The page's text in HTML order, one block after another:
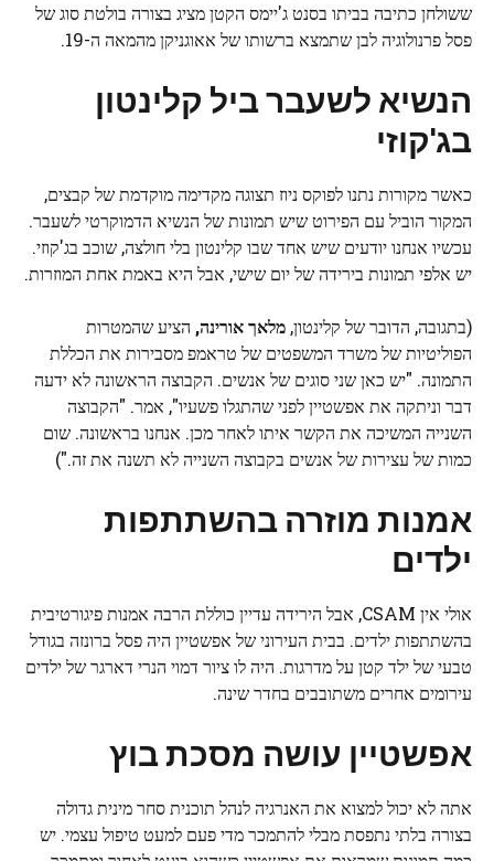
ששולחן כתיבה בביתו בסנט ג'יימס הקטן מציג בצורה בולטת סוג של
פסל פרנולוגיה לבן שתמצא ברשותו של אאוגניקן מהמאה ה-19.
הנשיא לשעבר ביל קלינטון
בג'קוזי
כאשר מקורות נתנו לפוקס ניוז תצוגה מקדימה מוקדמת של קבצים,
המקור הוביל עם הפירוט שיש תמונות של הנשיא הדמוקרטי לשעבר.
עכשיו אנחנו יודעים שיש אחד שבו קלינטון בלי חולצה, שוכב בג'קוזי.
יש אלפי תמונות בירידה של יום שישי, אבל היא באמת אחת המוזרות.
(בתגובה, הדובר של קלינטון, מלאך אורינה, הציע שהמטרות
הפוליטיות של משרד המשפטים של טראמפ מסבירות את הכללת
התמונה. "יש כאן שני סוגים של אנשים. הקבוצה הראשונה לא ידעה
דבר וניתקה את אפשטיין לפני שהתגלו פשעיו", אמר. "הקבוצה
השנייה המשיכה את הקשר איתו לאחר מכן. אנחנו בראשונה. שום
כמות של עצירות של אנשים בקבוצה השנייה לא תשנה את זה.")
אמנות מוזרה בהשתתפות
ילדים
אולי אין CSAM, אבל הירידה עדיין כוללת הרבה אמנות פיגורטיבית
בהשתתפות ילדים. בבית העירוני של אפשטיין היה פסל ברונזה בגודל
טבעי של ילד קטן על מדרגות. היה לו ציור דמוי הנרי דארגר של ילדים
עירומים אחרים משתובבים בחדר שינה.
אפשטיין עושה מסכת בוץ
אתה לא יכול למצוא את האנרגיה לנהל תוכנית סחר מינית גדולה
בצורה בלתי נתפסת מבלי להתמכר מדי פעם למעט טיפול עצמי. יש